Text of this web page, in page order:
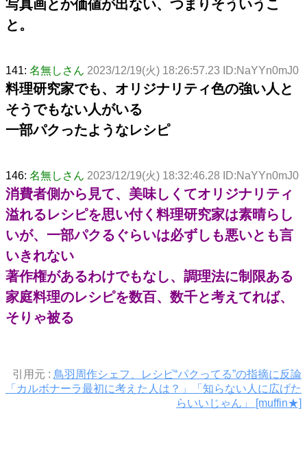
写真画とか価値が出ない、つまりそういうこ
と。
141: 名無しさん 2023/12/19(火) 18:26:57.23 ID:NaYYn0mJ0
料理研究家でも、オリジナリティ色の強い人と
そうでもない人がいる
一部パクったようなレシピ
146: 名無しさん 2023/12/19(火) 18:32:46.28 ID:NaYYn0mJ0
消費者側から見て、美味しくてオリジナリティ
溢れるレシピを思い付く料理研究家は素晴らし
いが、一部パクるぐらいは必ずしも悪いとも言
いきれない
著作権があるわけでもなし、調理法に制限ある
家庭料理のレシピを数百、数千と考えてれば、
そりゃ被る
引用元 : 鳥羽周作シェフ、レシピ“パクってる”の指摘に反論
「カルボナーラ最初に考えた人は？」「知らない人に広げた
らいいじゃん」 [muffin★]